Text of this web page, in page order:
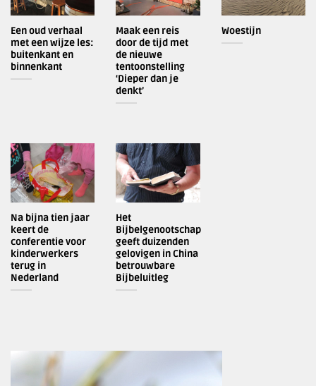
Een oud verhaal
met een wijze les:
buitenkant en
binnenkant
Maak een reis
door de tijd met
de nieuwe
tentoonstelling
‘Dieper dan je
denkt’
Woestijn
Na bijna tien jaar
keert de
conferentie voor
kinderwerkers
terug in
Nederland
Het
Bijbelgenootschap
geeft duizenden
gelovigen in China
betrouwbare
Bijbeluitleg